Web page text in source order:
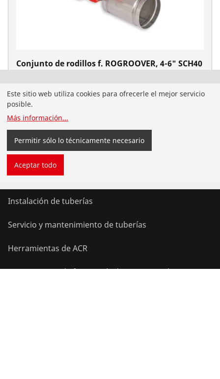
Conjunto de rodillos f. ROGROOVER, 4-6" SCH40
Ha llegado a la página web de ROTHENBERGER para
España. También puede seleccionar usted mismo el
país y el idioma.
Cambiar país No cambiar
Productos
Instalación de tuberías
Servicio y mantenimiento de tuberías
Herramientas de ACR
Herramientas de fontanería de uso general
Este sitio web utiliza cookies para ofrecerle el mejor servicio
posible.
Más información...
Permitir sólo lo técnicamente necesario
Aceptar todo